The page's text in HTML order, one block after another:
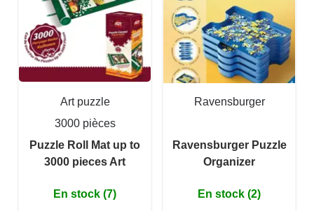
Art puzzle
3000 pièces
Puzzle Roll Mat up to
3000 pieces Art
En stock (7)
Ravensburger
Ravensburger Puzzle
Organizer
En stock (2)